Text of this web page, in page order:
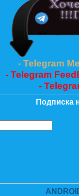
- Telegram
- Telegram
-
Подписка